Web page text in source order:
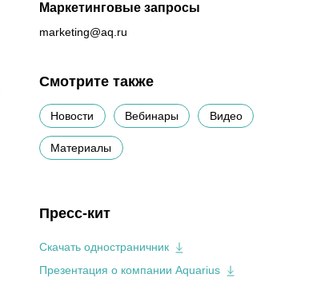
Маркетинговые запросы
marketing@aq.ru
Смотрите также
Новости Вебинары Видео
Материалы
Пресс-кит
Скачать одностраничник
Презентация о компании Aquarius